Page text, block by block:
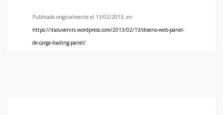
Publicado originalmente el 13/02/2013, en
https://itsouvenirs.wordpress.com/2013/02/13/diseno-web-panel-
de-carga-loading-panel/.